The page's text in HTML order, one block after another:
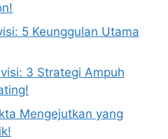
5 Keunggulan Utama
3 Strategi Ampuh
Mengejutkan yang